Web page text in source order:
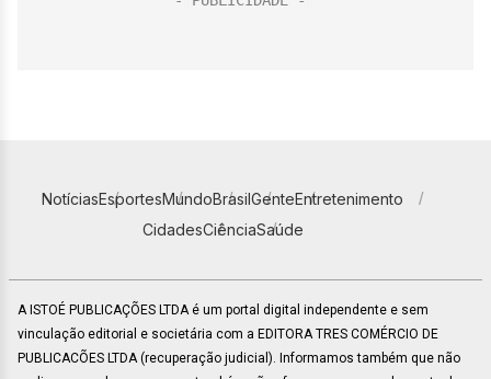
NotíciasEsportesMundoBrasilGenteEntretenimento
CidadesCiênciaSaúde
A ISTOÉ PUBLICAÇÕES LTDA é um portal digital independente e sem
vinculação editorial e societária com a EDITORA TRES COMÉRCIO DE
PUBLICACÕES LTDA (recuperação judicial). Informamos também que não